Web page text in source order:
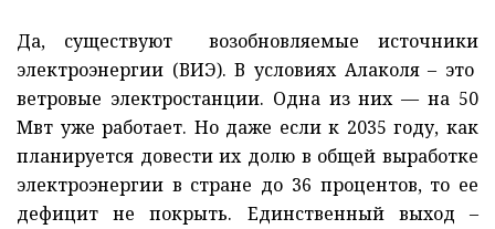
Да, существуют возобновляемые источники
электроэнергии (ВИЭ). В условиях Алаколя – это
ветровые электростанции. Одна из них — на 50
Мвт уже работает. Но даже если к 2035 году, как
планируется довести их долю в общей выработке
электроэнергии в стране до 36 процентов, то ее
дефицит не покрыть. Единственный выход –